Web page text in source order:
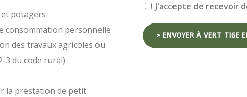
potagers
consommation personnelle
des travaux agricoles ou
3 du code rural)
la prestation de petit
J'accepte de recevoir